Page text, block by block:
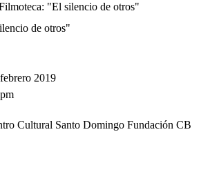
"El silencio de otros"
de otros"
2019
Cultural Santo Domingo Fundación CB